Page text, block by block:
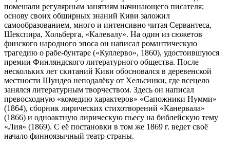
помешали регулярным занятиям начинающего писателя;
основу своих обширных знаний Киви заложил
самообразованием, много и интенсивно читая Сервантеса,
Шекспира, Хольберга, «Калевалу». На один из сюжетов
финского народного эпоса он написал романтическую
трагедию о рабе-бунтаре («Куллерво», 1860), удостоившуюся
премии Финляндского литературного общества. После
нескольких лет скитаний Киви обосновался в деревенской
местности Шундео неподалёку от Хельсинки, где всецело
занялся литературным творчеством. Здесь он написал
превосходную «комедию характеров» «Сапожники Нумми»
(1864), сборник лирических стихотворений «Канервала»
(1866) и одноактную лирическую пьесу на библейскую тему
«Лия» (1869). С её постановки в том же 1869 г. ведет своё
начало финноязычный театр страны.